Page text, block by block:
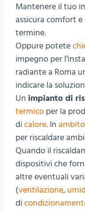
Mantenere il tuo
assicura comfort
termine.
Oppure potete
impegno per
radiante a Roma
indicare la
Un impianto di
termico per la
di calore. In
per riscaldare
Quando il
dispositivi che
altre eventuali
(ventilazione,
di